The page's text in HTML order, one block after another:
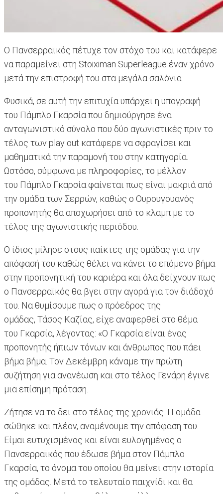
Ο Πανσερραϊκός πέτυχε τον στόχο του και κατάφερε
να παραμείνει στη Stoiximan Superleague έναν χρόνο
μετά την επιστροφή του στα μεγάλα σαλόνια.
Φυσικά, σε αυτή την επιτυχία υπάρχει η υπογραφή
του Πάμπλο Γκαρσία που δημιούργησε ένα
ανταγωνιστικό σύνολο που δύο αγωνιστικές πριν το
τέλος των play out κατάφερε να σφραγίσει και
μαθηματικά την παραμονή του στην κατηγορία.
Ωστόσο, σύμφωνα με πληροφορίες, το μέλλον
του Πάμπλο Γκαρσία φαίνεται πως είναι μακριά από
την ομάδα των Σερρών, καθώς ο Ουρουγουανός
προπονητής θα αποχωρήσει από το κλαμπ με το
τέλος της αγωνιστικής περιόδου.
Ο ίδιος μίλησε στους παίκτες της ομάδας για την
απόφασή του καθώς θέλει να κάνει το επόμενο βήμα
στην προπονητική του καριέρα και όλα δείχνουν πως
ο Πανσερραϊκός θα βγει στην αγορά για τον διάδοχό
του. Να θυμίσουμε πως ο πρόεδρος της
ομάδας, Τάσος Καζίας, είχε αναφερθεί στο θέμα
του Γκαρσία, λέγοντας: «Ο Γκαρσία είναι ένας
προπονητής ήπιων τόνων και άνθρωπος που πάει
βήμα βήμα. Τον Δεκέμβρη κάναμε την πρώτη
συζήτηση για ανανέωση και στο τέλος Γενάρη έγινε
μια επίσημη πρόταση.
Ζήτησε να το δει στο τέλος της χρονιάς. Η ομάδα
σώθηκε και πλέον, αναμένουμε την απόφαση του.
Είμαι ευτυχισμένος και είναι ευλογημένος ο
Πανσερραϊκός που έδωσε βήμα στον Πάμπλο
Γκαρσία, το όνομα του οποίου θα μείνει στην ιστορία
της ομάδας. Μετά το τελευταίο παιχνίδι και θα